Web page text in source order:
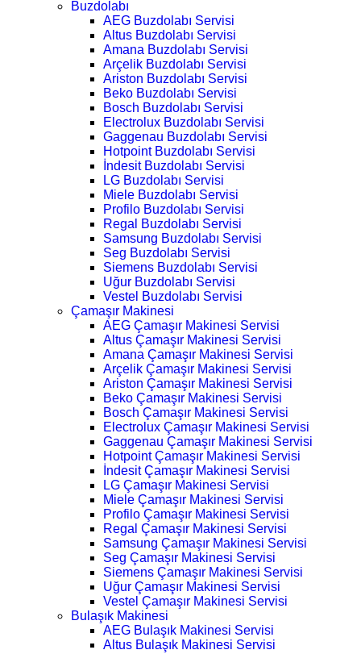
Buzdolabı
AEG Buzdolabı Servisi
Altus Buzdolabı Servisi
Amana Buzdolabı Servisi
Arçelik Buzdolabı Servisi
Ariston Buzdolabı Servisi
Beko Buzdolabı Servisi
Bosch Buzdolabı Servisi
Electrolux Buzdolabı Servisi
Gaggenau Buzdolabı Servisi
Hotpoint Buzdolabı Servisi
İndesit Buzdolabı Servisi
LG Buzdolabı Servisi
Miele Buzdolabı Servisi
Profilo Buzdolabı Servisi
Regal Buzdolabı Servisi
Samsung Buzdolabı Servisi
Seg Buzdolabı Servisi
Siemens Buzdolabı Servisi
Uğur Buzdolabı Servisi
Vestel Buzdolabı Servisi
Çamaşır Makinesi
AEG Çamaşır Makinesi Servisi
Altus Çamaşır Makinesi Servisi
Amana Çamaşır Makinesi Servisi
Arçelik Çamaşır Makinesi Servisi
Ariston Çamaşır Makinesi Servisi
Beko Çamaşır Makinesi Servisi
Bosch Çamaşır Makinesi Servisi
Electrolux Çamaşır Makinesi Servisi
Gaggenau Çamaşır Makinesi Servisi
Hotpoint Çamaşır Makinesi Servisi
İndesit Çamaşır Makinesi Servisi
LG Çamaşır Makinesi Servisi
Miele Çamaşır Makinesi Servisi
Profilo Çamaşır Makinesi Servisi
Regal Çamaşır Makinesi Servisi
Samsung Çamaşır Makinesi Servisi
Seg Çamaşır Makinesi Servisi
Siemens Çamaşır Makinesi Servisi
Uğur Çamaşır Makinesi Servisi
Vestel Çamaşır Makinesi Servisi
Bulaşık Makinesi
AEG Bulaşık Makinesi Servisi
Altus Bulaşık Makinesi Servisi